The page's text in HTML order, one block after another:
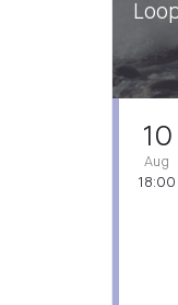
10
Aug
18:00